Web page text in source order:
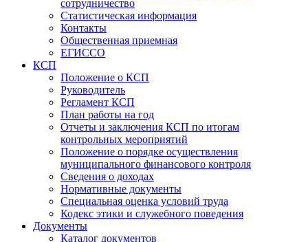
сотрудничество
Статистическая информация
Контакты
Общественная приемная
ЕГИССО
КСП
Положение о КСП
Руководитель
Регламент КСП
План работы на год
Отчеты и заключения КСП по итогам
контрольных мероприятий
Положение о порядке осуществления
муниципального финансового контроля
Сведения о доходах
Нормативные документы
Специальная оценка условий труда
Кодекс этики и служебного поведения
Документы
Каталог документов